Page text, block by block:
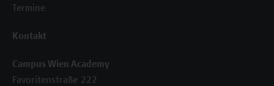
Termine
Kontakt
Campus Wien Academy
Favoritenstraße 222